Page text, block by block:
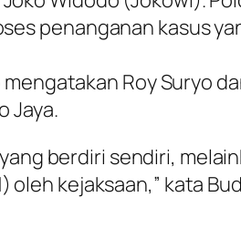
penanganan kasus
Roy Suryo
Jaya.
berdiri sendiri,
kejaksaan,” kata